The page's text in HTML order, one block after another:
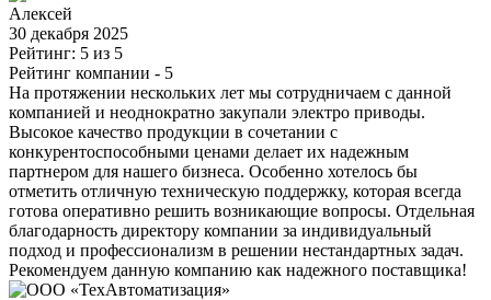
Алексей
30 декабря 2025
Рейтинг: 5 из 5
Рейтинг компании - 5
На протяжении нескольких лет мы сотрудничаем с данной
компанией и неоднократно закупали электро приводы.
Высокое качество продукции в сочетании с
конкурентоспособными ценами делает их надежным
партнером для нашего бизнеса. Особенно хотелось бы
отметить отличную техническую поддержку, которая всегда
готова оперативно решить возникающие вопросы. Отдельная
благодарность директору компании за индивидуальный
подход и профессионализм в решении нестандартных задач.
Рекомендуем данную компанию как надежного поставщика!